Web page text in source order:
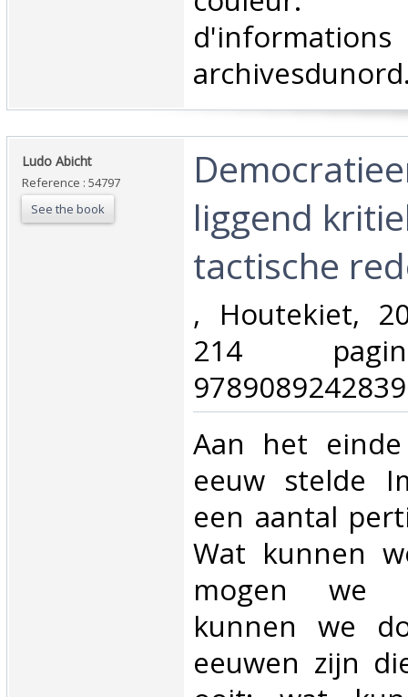
‎Ludo Abicht‎
Reference : 54797
See the book
liggend
tactische
‎, Houtekiet,
214
‎Aan het
eeuw stelde
een aantal
Wat kunnen
mogen we
kunnen we
eeuwen zijn